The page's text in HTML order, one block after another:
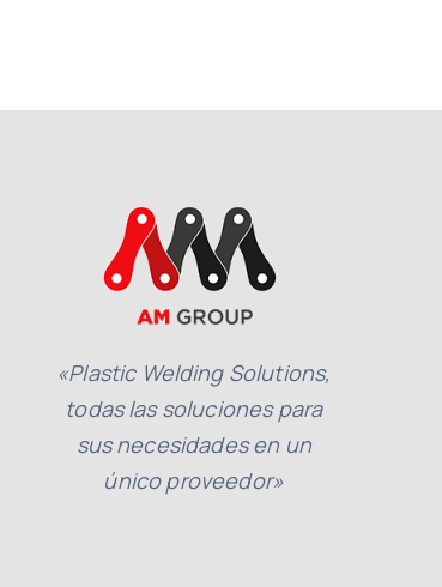
«Plastic Welding Solutions,
todas las soluciones para
sus necesidades en un
único proveedor»